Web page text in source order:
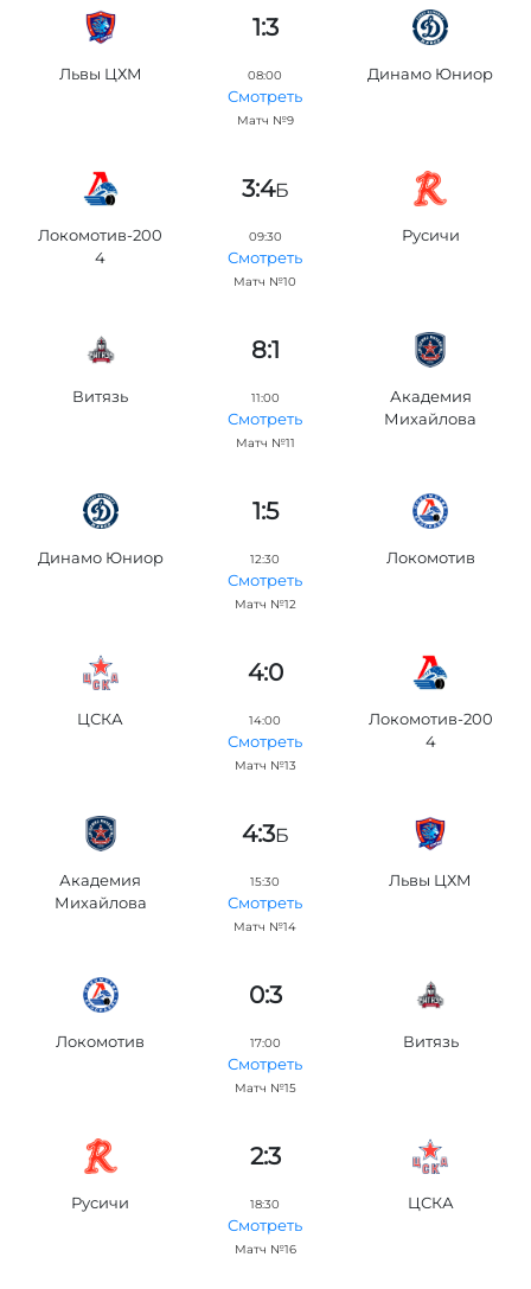
1:3
Львы ЦХМ 08:00
Смотреть
Матч №9
Динамо Юниор
3:4Б
Локомотив-200
4
09:30
Смотреть
Матч №10
Русичи
8:1
Витязь 11:00
Смотреть
Матч №11
Академия
Михайлова
1:5
Динамо Юниор 12:30
Смотреть
Матч №12
Локомотив
4:0
ЦСКА 14:00
Смотреть
Матч №13
Локомотив-200
4
4:3Б
Академия
Михайлова
15:30
Смотреть
Матч №14
Львы ЦХМ
0:3
Локомотив 17:00
Смотреть
Матч №15
Витязь
2:3
Русичи 18:30
Смотреть
Матч №16
ЦСКА